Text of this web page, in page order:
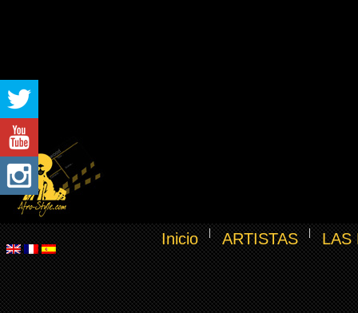
Inicio ARTISTAS LAS